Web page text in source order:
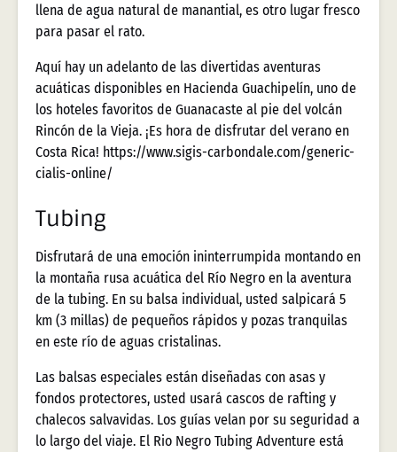
llena de agua natural de manantial, es otro lugar fresco
para pasar el rato.
Aquí hay un adelanto de las divertidas aventuras
acuáticas disponibles en Hacienda Guachipelín, uno de
los hoteles favoritos de Guanacaste al pie del volcán
Rincón de la Vieja. ¡Es hora de disfrutar del verano en
Costa Rica! https://www.sigis-carbondale.com/generic-
cialis-online/
Tubing
Disfrutará de una emoción ininterrumpida montando en
la montaña rusa acuática del Río Negro en la aventura
de la tubing. En su balsa individual, usted salpicará 5
km (3 millas) de pequeños rápidos y pozas tranquilas
en este río de aguas cristalinas.
Las balsas especiales están diseñadas con asas y
fondos protectores, usted usará cascos de rafting y
chalecos salvavidas. Los guías velan por su seguridad a
lo largo del viaje. El Rio Negro Tubing Adventure está